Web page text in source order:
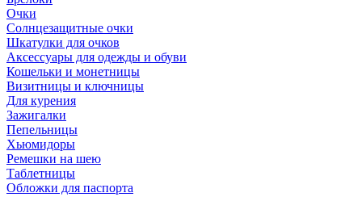
Очки
Солнцезащитные очки
Шкатулки для очков
Аксессуары для одежды и обуви
Кошельки и монетницы
Визитницы и ключницы
Для курения
Зажигалки
Пепельницы
Хьюмидоры
Ремешки на шею
Таблетницы
Обложки для паспорта